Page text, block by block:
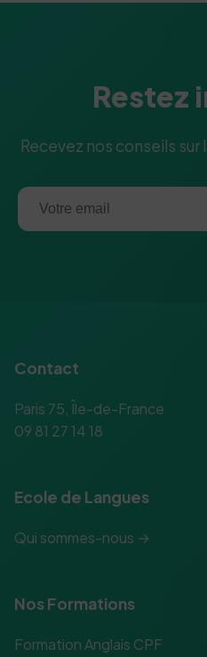
Restez
Recevez nos conseils sur
Contact
Paris 75, Île-de-France
09 81 27 14 18
Ecole de Langues
Qui sommes-nous →
Nos Formations
Formation Anglais CPF